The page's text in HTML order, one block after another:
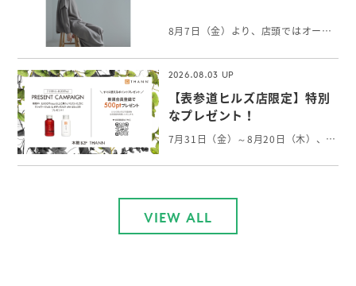
8月7日（金）より、店頭ではオータムコレクションをご覧いただけます。 軽やかに纏えるウールのニットや、身体をやさしく包むリネンカシミヤのストールなど初秋に向けて、心身にそっと寄り添うアイテムが揃います。
2026.08.03
【表参道ヒルズ店限定】特別
なプレゼント！
7月31日（金）～8月20日（木）、表参道ヒルズのメインエントランスにてTHANNのプロダクトを展示しております。 THANNの世界観を感じていただける特別な空間となっております。 展示期間中、表参道ヒルズ店で￥8,000以上ご購入いただいた方には 「シャワージェル・ボディミルクAW 各60mlセット」をプレゼントいたします。 THANN表参道ヒルズ店限定の特別キャンペーンになります。 皆様のご来店を心よりお待ちしております。 ※詳しくは店舗までお問い合わせください。 本館B2／THANN
VIEW ALL